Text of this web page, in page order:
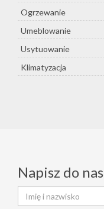
Ogrzewanie
Umeblowanie
Usytuowanie
Klimatyzacja
Napisz do nas